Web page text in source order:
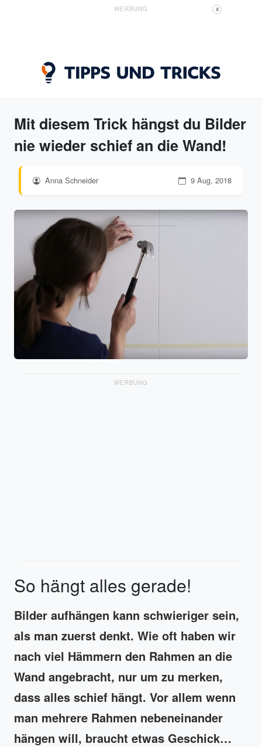
WERBUNG X
Mit diesem Trick hängst du Bilder
nie wieder schief an die Wand!
Anna Schneider 9 Aug, 2018
WERBUNG
So hängt alles gerade!
Bilder aufhängen kann schwieriger sein,
als man zuerst denkt. Wie oft haben wir
nach viel Hämmern den Rahmen an die
Wand angebracht, nur um zu merken,
dass alles schief hängt. Vor allem wenn
man mehrere Rahmen nebeneinander
hängen will, braucht etwas Geschick…